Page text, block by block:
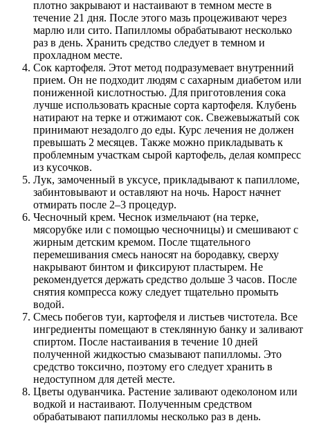
плотно закрывают и настаивают в темном месте в
течение 21 дня. После этого мазь процеживают через
марлю или сито. Папилломы обрабатывают несколько
раз в день. Хранить средство следует в темном и
прохладном месте.
Сок картофеля. Этот метод подразумевает внутренний
прием. Он не подходит людям с сахарным диабетом или
пониженной кислотностью. Для приготовления сока
лучше использовать красные сорта картофеля. Клубень
натирают на терке и отжимают сок. Свежевыжатый сок
принимают незадолго до еды. Курс лечения не должен
превышать 2 месяцев. Также можно прикладывать к
проблемным участкам сырой картофель, делая компресс
из кусочков.
Лук, замоченный в уксусе, прикладывают к папилломе,
забинтовывают и оставляют на ночь. Нарост начнет
отмирать после 2–3 процедур.
Чесночный крем. Чеснок измельчают (на терке,
мясорубке или с помощью чесночницы) и смешивают с
жирным детским кремом. После тщательного
перемешивания смесь наносят на бородавку, сверху
накрывают бинтом и фиксируют пластырем. Не
рекомендуется держать средство дольше 3 часов. После
снятия компресса кожу следует тщательно промыть
водой.
Смесь побегов туи, картофеля и листьев чистотела. Все
ингредиенты помещают в стеклянную банку и заливают
спиртом. После настаивания в течение 10 дней
полученной жидкостью смазывают папилломы. Это
средство токсично, поэтому его следует хранить в
недоступном для детей месте.
Цветы одуванчика. Растение заливают одеколоном или
водкой и настаивают. Полученным средством
обрабатывают папилломы несколько раз в день.